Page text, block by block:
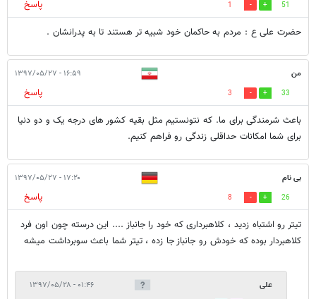
51
1
پاسخ
حضرت علی ع : مردم به حاکمان خود شبیه تر هستند تا به پدرانشان .
من ۱۶:۵۹ - ۱۳۹۷/۰۵/۲۷
33
3
پاسخ
باعث شرمندگی برای ما. که نتونستیم مثل بقیه کشور های درجه یک و دو دنیا
برای شما امکانات حداقلی زندگی رو فراهم کنیم.
بی نام ۱۷:۲۰ - ۱۳۹۷/۰۵/۲۷
26
8
پاسخ
تیتر رو اشتباه زدید ، کلاهبرداری که خود را جانباز .... این درسته چون اون فرد
کلاهبردار بوده که خودش رو جانباز جا زده ، تیتر شما باعث سوبرداشت میشه
علی ۰۱:۴۶ - ۱۳۹۷/۰۵/۲۸